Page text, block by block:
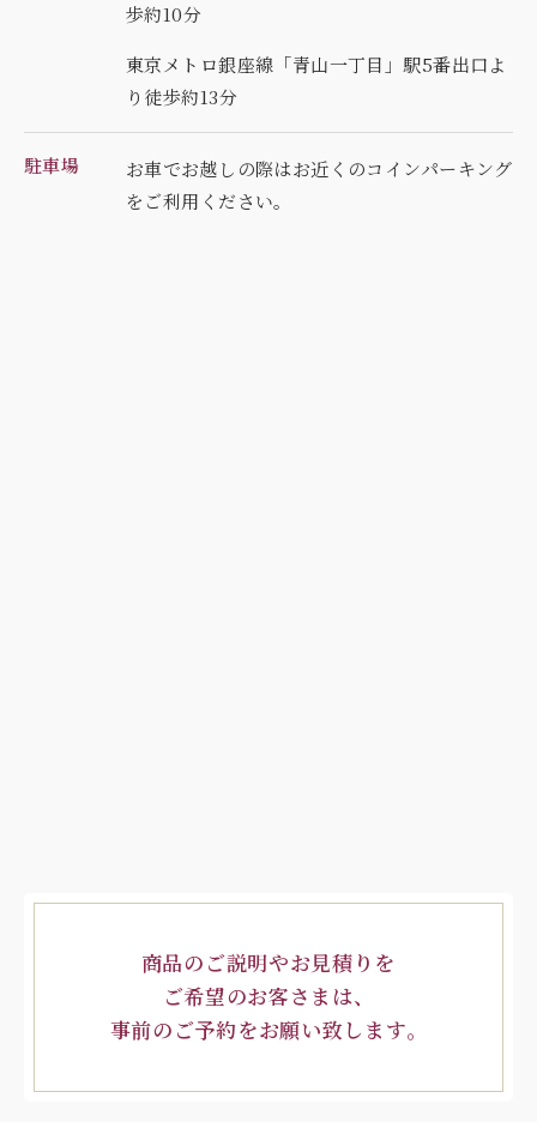
歩約10分
東京メトロ銀座線「青山一丁目」駅5番出口よ
り徒歩約13分
駐車場
お車でお越しの際はお近くのコインパーキング
をご利用ください。
商品のご説明やお見積りを
ご希望のお客さまは、
事前のご予約をお願い致します。